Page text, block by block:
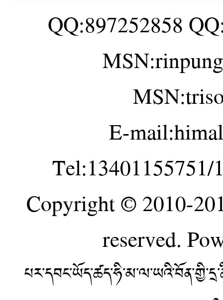
QQ:897252858
E-
Tel:13401155751/
Copyright © 2010-
reserved.